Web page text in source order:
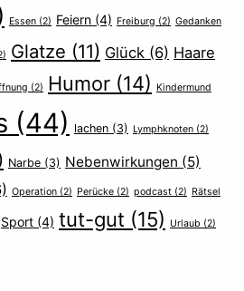
Essen (2) Feiern (4) Freiburg (2) Gedanken
Glatze (11) Glück (6) Haare
(2) Humor (14) Kindermund
(44) lachen (3) Lymphknoten (2)
Narbe (3) Nebenwirkungen (5)
Operation (2) Perücke (2) podcast (2) Rätsel
Sport (4) tut-gut (15) Urlaub (2)